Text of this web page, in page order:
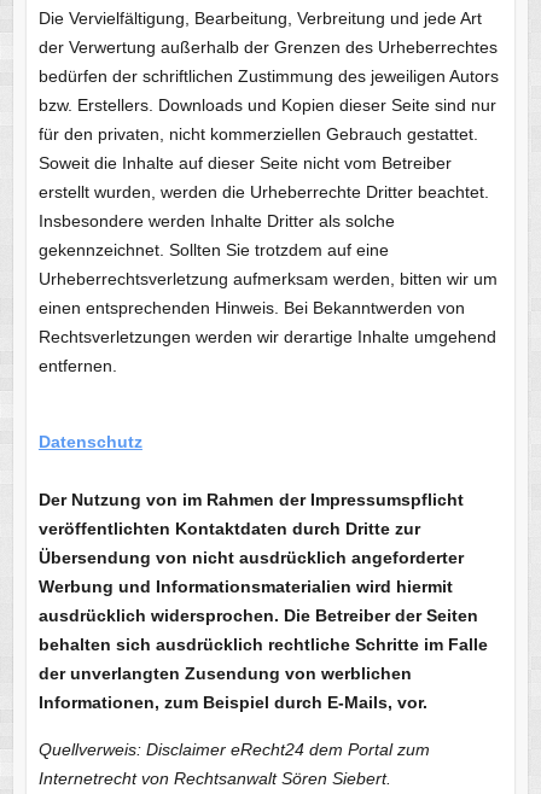
Die Vervielfältigung, Bearbeitung, Verbreitung und jede Art
der Verwertung außerhalb der Grenzen des Urheberrechtes
bedürfen der schriftlichen Zustimmung des jeweiligen Autors
bzw. Erstellers. Downloads und Kopien dieser Seite sind nur
für den privaten, nicht kommerziellen Gebrauch gestattet.
Soweit die Inhalte auf dieser Seite nicht vom Betreiber
erstellt wurden, werden die Urheberrechte Dritter beachtet.
Insbesondere werden Inhalte Dritter als solche
gekennzeichnet. Sollten Sie trotzdem auf eine
Urheberrechtsverletzung aufmerksam werden, bitten wir um
einen entsprechenden Hinweis. Bei Bekanntwerden von
Rechtsverletzungen werden wir derartige Inhalte umgehend
entfernen.
Datenschutz
Der Nutzung von im Rahmen der Impressumspflicht
veröffentlichten Kontaktdaten durch Dritte zur
Übersendung von nicht ausdrücklich angeforderter
Werbung und Informationsmaterialien wird hiermit
ausdrücklich widersprochen. Die Betreiber der Seiten
behalten sich ausdrücklich rechtliche Schritte im Falle
der unverlangten Zusendung von werblichen
Informationen, zum Beispiel durch E-Mails, vor.
Quellverweis: Disclaimer eRecht24 dem Portal zum
Internetrecht von Rechtsanwalt Sören Siebert.